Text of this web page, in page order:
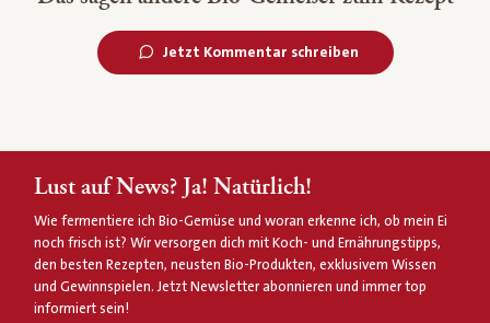
Jetzt Kommentar schreiben
Lust auf News? Ja! Natürlich!
Wie fermentiere ich Bio-Gemüse und woran erkenne ich, ob mein Ei
noch frisch ist? Wir versorgen dich mit Koch- und Ernährungstipps,
den besten Rezepten, neusten Bio-Produkten, exklusivem Wissen
und Gewinnspielen. Jetzt Newsletter abonnieren und immer top
informiert sein!